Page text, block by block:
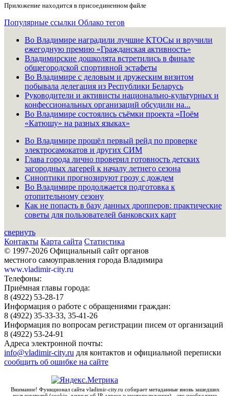
Приложение находится в присоединенном файле
Популярные ссылки Облако тегов
Во Владимире наградили лучшие КТОСы и вручили
ежегодную премию «Гражданская активность»
Владимирские дошколята встретились в финале
общегородской спортивной эстафеты
Во Владимире с деловым и дружеским визитом
побывала делегация из Республики Беларусь
Руководители и активисты национально-культурных и
конфессиональных организаций обсудили на...
Во Владимире состоялись съёмки проекта «Поём
«Катюшу» на разных языках»
Во Владимире прошёл первый рейд по проверке
электросамокатов и других СИМ
Глава города лично проверил готовность детских
загородных лагерей к началу летнего сезона
Синоптики прогнозируют грозу с дождем
Во Владимире продолжается подготовка к
отопительному сезону
Как не попасть в базу данных дропперов: практические
советы для пользователей банковских карт
свернуть
Контакты Карта сайта Статистика
© 1997-2026 Официальный сайт органов
местного самоуправления города Владимира
www.vladimir-city.ru
Телефоны:
Приёмная главы города:
8 (4922) 53-28-17
Информация о работе с обращениями граждан:
8 (4922) 35-33-33, 35-41-26
Информация по вопросам регистрации писем от организаций
8 (4922) 53-24-91
Адреса электронной почты:
info@vladimir-city.ru для контактов и официальной переписки
сообщить об ошибке на сайте
Внимание! Функционал сайта vladimir-city.ru собирает метаданные вновь зашедших